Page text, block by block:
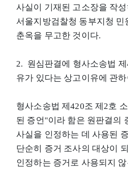
사실이 기재된 고소장을 작
서울지방검찰청 동부지청 민
춘옥을 무고한 것이다.
2. 원심판결에 형사소송법
유가 있다는 상고이유에 관하
형사소송법 제420조 제2호
된 증언"이라 함은 원판결의
사실을 인정하는 데 사용된
단순히 증거 조사의 대상이
인정하는 증거로 사용되지